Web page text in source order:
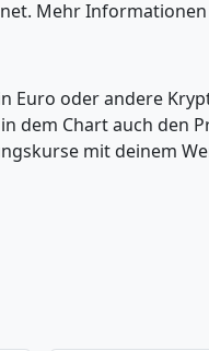
Mehr
Euro oder andere
dem Chart auch den
mit deinem